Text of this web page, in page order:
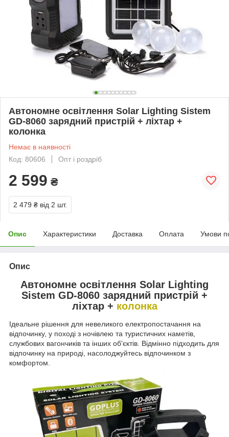
Автономне освітлення Solar Lighting Sistem
GD-8060 зарядний пристрій + ліхтар +
колонка
Немає в наявності
Код: 80606
Опт і роздріб
2 599 ₴
2 479 ₴ від 2 шт.
Опис Характеристики Доставка Оплата Умови
Опис
Автономне освітлення Solar Lighting
Sistem GD-8060 зарядний пристрій +
ліхтар + колонка
Ідеальне рішення для невеликого електропостачання на
відпочинку, у поході з ночівлею та туристичних наметів,
службових вагончиків та інших об'єктів. Відмінно підходить для
відпочинку на природі, насолоджуйтесь відпочинком з
комфортом.